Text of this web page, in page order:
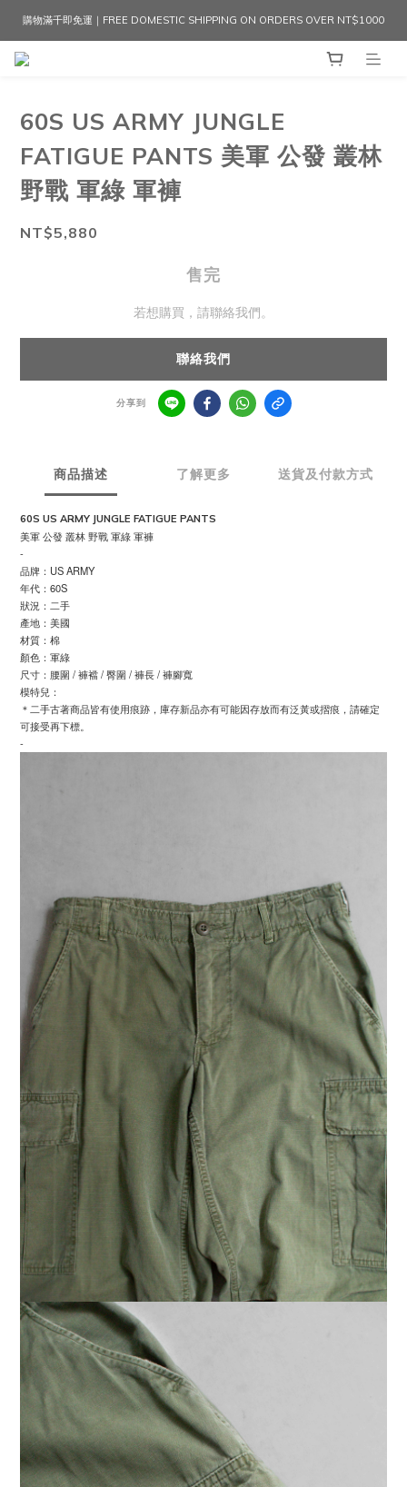
購物滿千即免運｜FREE DOMESTIC SHIPPING ON ORDERS OVER NT$1000
60S US ARMY JUNGLE
FATIGUE PANTS 美軍 公發 叢林
野戰 軍綠 軍褲
NT$5,880
售完
若想購買，請聯絡我們。
聯絡我們
分享到
商品描述 了解更多 送貨及付款方式
60S US ARMY JUNGLE FATIGUE PANTS
美軍 公發 叢林 野戰 軍綠 軍褲
-
品牌：US ARMY
年代：60S
狀況：二手
產地：美國
材質：棉
顏色：軍綠
尺寸：腰圍 / 褲襠 / 臀圍 / 褲長 / 褲腳寬
模特兒：
＊二手古著商品皆有使用痕跡，庫存新品亦有可能因存放而有泛黃或摺痕，請確定
可接受再下標。
-